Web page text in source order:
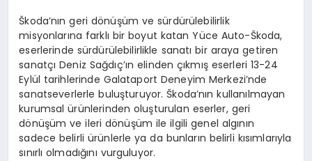
Škoda’nın geri dönüşüm ve sürdürülebilirlik
misyonlarına farklı bir boyut katan Yüce Auto-Škoda,
eserlerinde sürdürülebilirlikle sanatı bir araya getiren
sanatçı Deniz Sağdıç’ın elinden çıkmış eserleri 13-24
Eylül tarihlerinde Galataport Deneyim Merkezi’nde
sanatseverlerle buluşturuyor. Škoda’nın kullanılmayan
kurumsal ürünlerinden oluşturulan eserler, geri
dönüşüm ve ileri dönüşüm ile ilgili genel algının
sadece belirli ürünlerle ya da bunların belirli kısımlarıyla
sınırlı olmadığını vurguluyor.